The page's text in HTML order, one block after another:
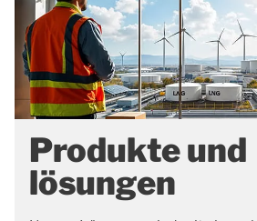
Produkte und
lösungen